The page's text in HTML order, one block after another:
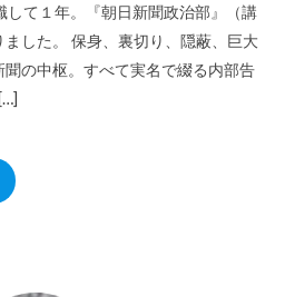
て１年。『朝日新聞政治部』（講
した。 保身、裏切り、隠蔽、巨大
聞の中枢。すべて実名で綴る内部告